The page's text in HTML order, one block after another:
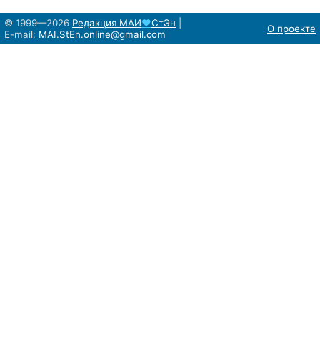
© 1999—2026 Редакция МАИ♥СтЭн
E-mail: MAI.StEn.online@gmail.com О проекте